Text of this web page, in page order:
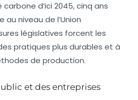
carbone d’ici 2045, cinq ans
au niveau de l’Union
législatives forcent les
pratiques plus durables et à
de production.
et des entreprises